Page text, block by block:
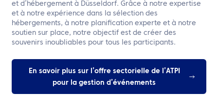
et d’hébergement à Düsseldorf. Grâce à notre expertise
et à notre expérience dans la sélection des
hébergements, à notre planification experte et à notre
soutien sur place, notre objectif est de créer des
souvenirs inoubliables pour tous les participants.
En savoir plus sur l’offre sectorielle de l’ATPI
pour la gestion d’événements